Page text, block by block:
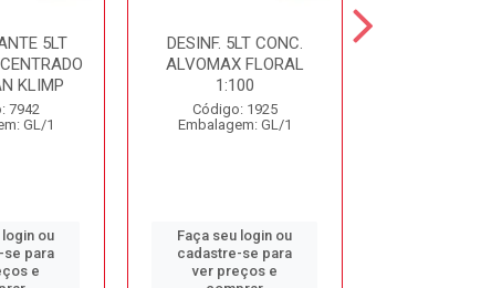
5LT
KLIMP
7942
GL/1
login ou
se para
e
DESINF. 5LT CONC.
ALVOMAX FLORAL
1:100
Código: 1925
Embalagem: GL/1
Faça seu login ou
cadastre-se para
ver preços e